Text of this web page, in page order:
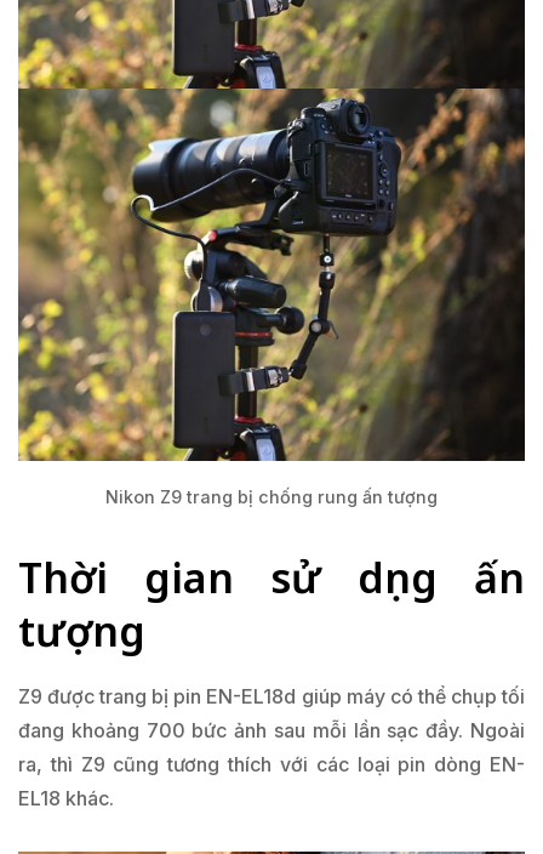
Nikon Z9 trang bị chống rung ấn tượng
Thời gian sử dụng ấn
tượng
Z9 được trang bị pin EN-EL18d giúp máy có thể chụp tối
đang khoảng 700 bức ảnh sau mỗi lần sạc đầy. Ngoài
ra, thì Z9 cũng tương thích với các loại pin dòng EN-
EL18 khác.